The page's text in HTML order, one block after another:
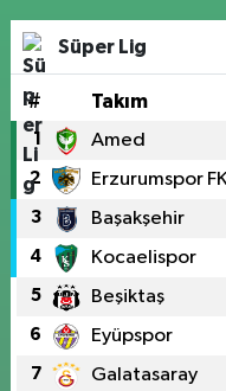
Süper Lig
# Takım
1 Amed
2 Erzurumspor
3 Başakşehir
4 Kocaelispor
5 Beşiktaş
6 Eyüpspor
7 Galatasaray